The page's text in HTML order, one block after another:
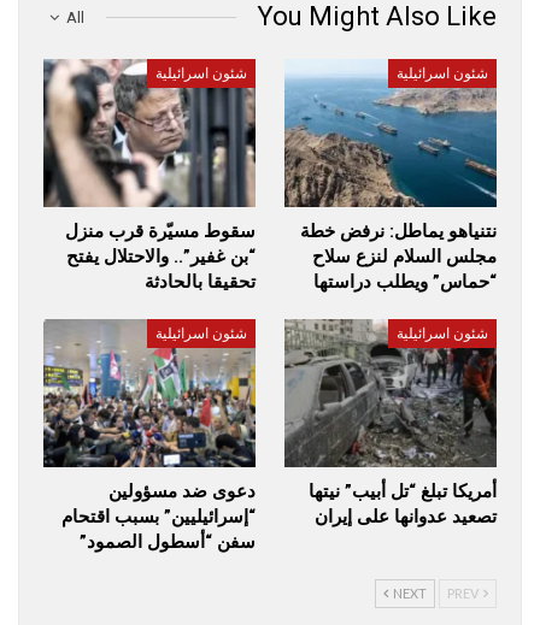
All You Might Also Like
شئون اسرائيلية
نتنياهو يماطل: نرفض خطة
مجلس السلام لنزع سلاح
“حماس” ويطلب دراستها
شئون اسرائيلية
سقوط مسيّرة قرب منزل
“بن غفير”.. والاحتلال يفتح
تحقيقا بالحادثة
شئون اسرائيلية
أمريكا تبلغ “تل أبيب” نيتها
تصعيد عدوانها على إيران
شئون اسرائيلية
دعوى ضد مسؤولين
“إسرائيليين” بسبب اقتحام
سفن “أسطول الصمود”
NEXT